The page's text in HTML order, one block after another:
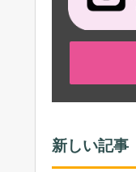
新しい記事